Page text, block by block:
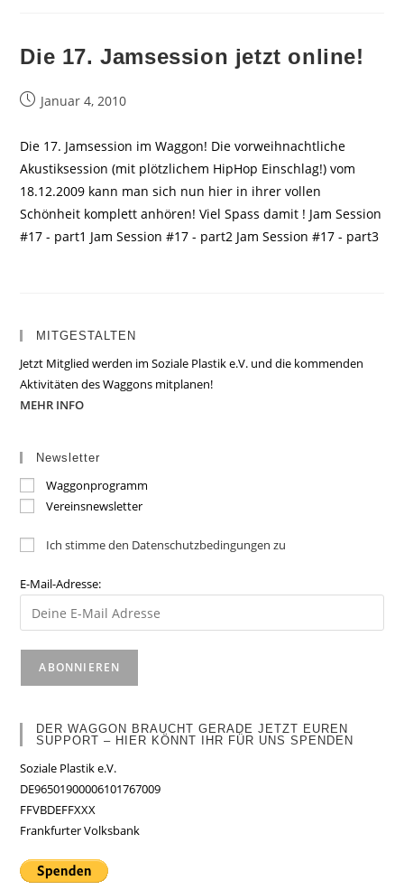
Die 17. Jamsession jetzt online!
BeitragJanuar 4, 2010
Die 17. Jamsession im Waggon! Die vorweihnachtliche
Akustiksession (mit plötzlichem HipHop Einschlag!) vom
18.12.2009 kann man sich nun hier in ihrer vollen
Schönheit komplett anhören! Viel Spass damit ! Jam Session
#17 - part1 Jam Session #17 - part2 Jam Session #17 - part3
MITGESTALTEN
Jetzt Mitglied werden im Soziale Plastik e.V. und die kommenden
Aktivitäten des Waggons mitplanen!
MEHR INFO
Newsletter
Waggonprogramm
Vereinsnewsletter
Ich stimme den Datenschutzbedingungen zu
E-Mail-Adresse:
DER WAGGON BRAUCHT GERADE JETZT EUREN
SUPPORT – HIER KÖNNT IHR FÜR UNS SPENDEN
Soziale Plastik e.V.
DE96501900006101767009
FFVBDEFFXXX
Frankfurter Volksbank